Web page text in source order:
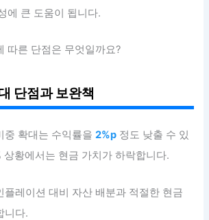
에 큰 도움이 됩니다.
따른 단점은 무엇일까요?
단점과 보완책
중 확대는 수익률을2%p 정도 낮출 수 있
상황에서는 현금 가치가 하락합니다.
플레이션 대비 자산 배분과 적절한 현금
니다.